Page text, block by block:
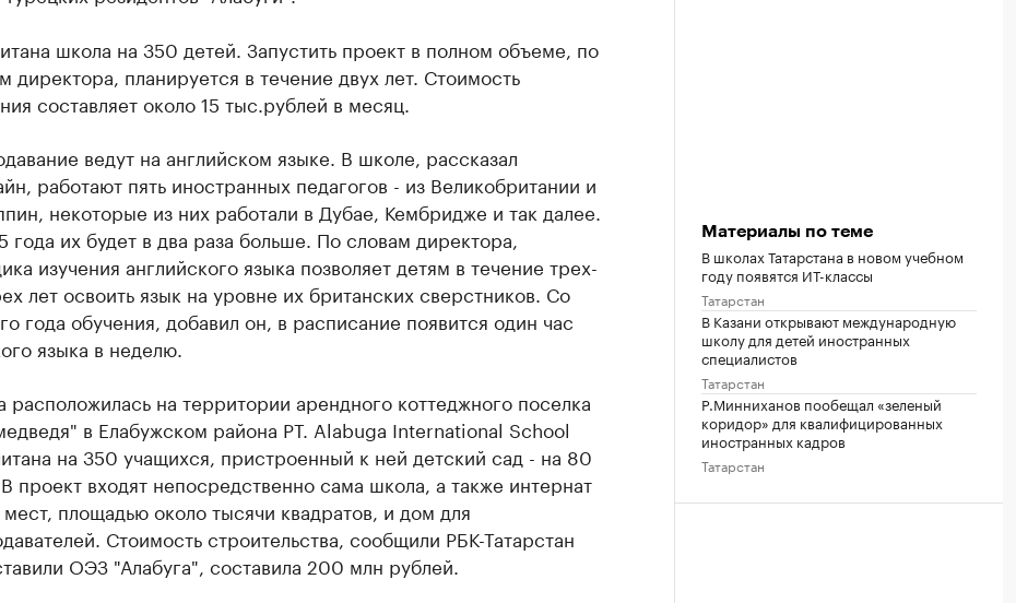
школа на 350 детей. Запустить проект в полном объеме, по
директора, планируется в течение двух лет. Стоимость
составляет около 15 тыс.рублей в месяц.
ведут на английском языке. В школе, рассказал
работают пять иностранных педагогов - из Великобритании и
некоторые из них работали в Дубае, Кембридже и так далее.
года их будет в два раза больше. По словам директора,
изучения английского языка позволяет детям в течение трех-
лет освоить язык на уровне их британских сверстников. Со
года обучения, добавил он, в расписание появится один час
языка в неделю.
расположилась на территории арендного коттеджного поселка
в Елабужском района РТ. Alabuga International School
на 350 учащихся, пристроенный к ней детский сад - на 80
проект входят непосредственно сама школа, а также интернат
площадью около тысячи квадратов, и дом для
Стоимость строительства, сообщили РБК-Татарстан
ОЭЗ "Алабуга", составила 200 млн рублей.
Материалы по теме
В школах Татарстана в новом учебном
году появятся ИТ-классы
Татарстан
В Казани открывают международную
школу для детей иностранных
специалистов
Татарстан
Р.Минниханов пообещал «зеленый
коридор» для квалифицированных
иностранных кадров
Татарстан